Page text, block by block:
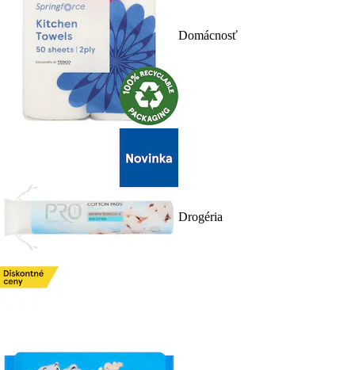
Domácnosť
Drogéria